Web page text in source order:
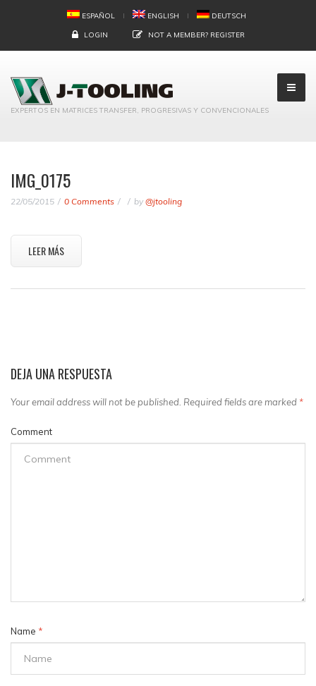
ESPAÑOL ENGLISH DEUTSCH
LOGIN NOT A MEMBER? REGISTER
EXPERTOS EN MATRICES TRANSFER, PROGRESIVAS Y CONVENCIONALES
IMG_0175
22/05/2015 0 Comments by @jtooling
LEER MÁS
DEJA UNA RESPUESTA
Your email address will not be published. Required fields are marked *
Comment
Name *